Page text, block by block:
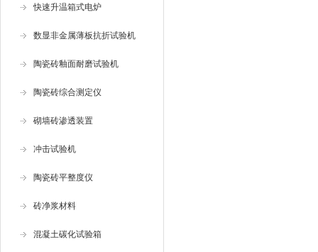
快速升温箱式电炉
数显非金属薄板抗折试验机
陶瓷砖釉面耐磨试验机
陶瓷砖综合测定仪
砌墙砖渗透装置
冲击试验机
陶瓷砖平整度仪
砖净浆材料
混凝土碳化试验箱